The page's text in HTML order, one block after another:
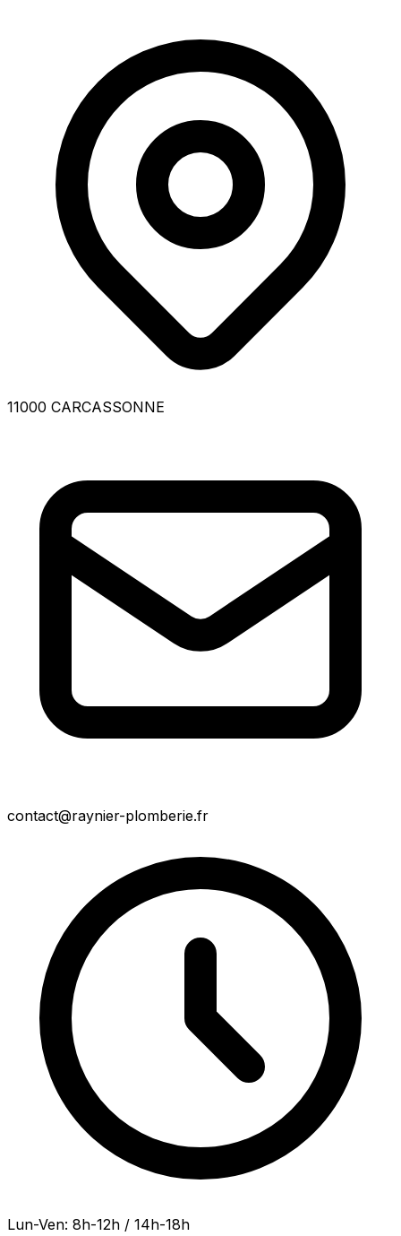
11000 CARCASSONNE
contact@raynier-plomberie.fr
Lun-Ven: 8h-12h / 14h-18h